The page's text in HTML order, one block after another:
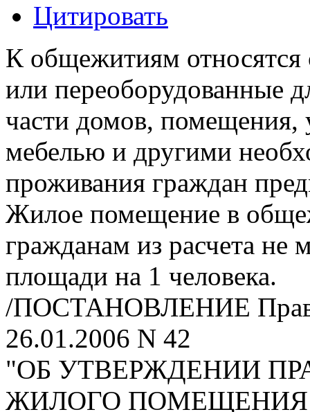
Цитировать
К общежитиям относятся
или переоборудованные
части домов, помещения,
мебелью и другими
проживания граждан
Жилое помещение в
гражданам из расчета не
площади на 1 человека.
/ПОСТАНОВЛЕНИЕ
26.01.2006 N 42
"ОБ УТВЕРЖДЕНИИ
ЖИЛОГО ПОМЕЩЕНИЯ